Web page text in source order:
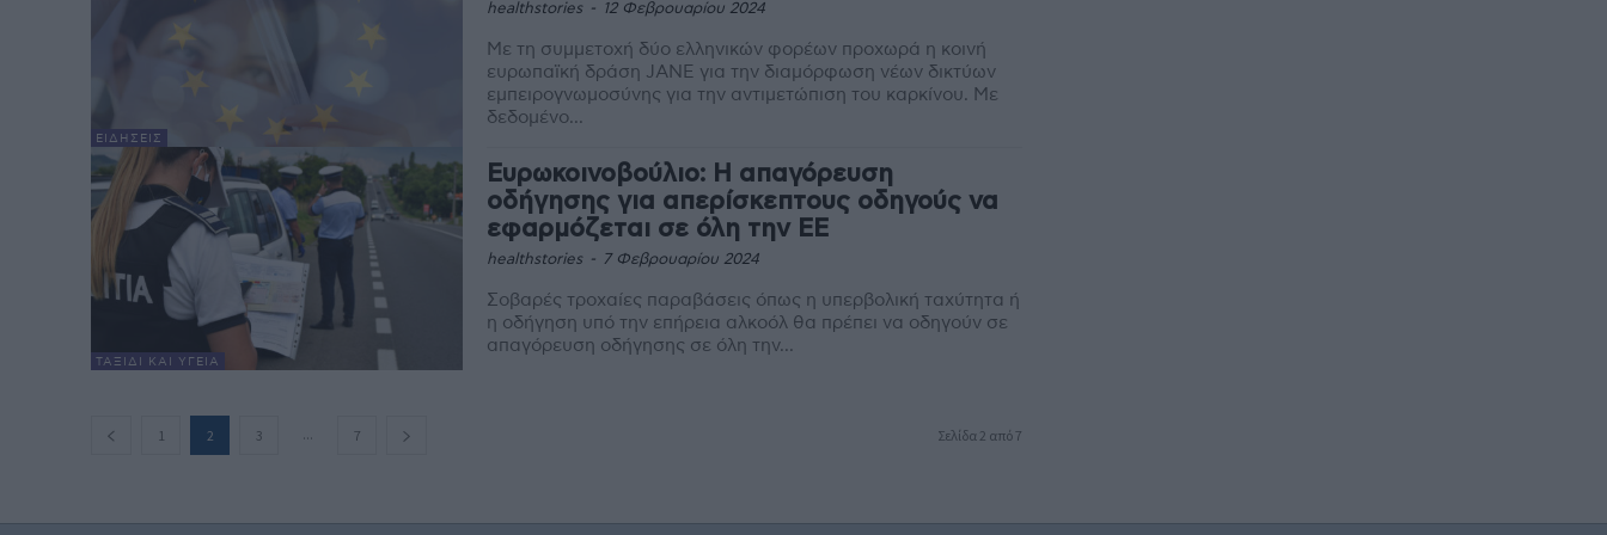
ΕΙΔΉΣΕΙΣ
healthstories - 12 Φεβρουαρίου 2024
Με τη συμμετοχή δύο ελληνικών φορέων προχωρά η κοινή
ευρωπαϊκή δράση JANE για την διαμόρφωση νέων δικτύων
εμπειρογνωμοσύνης για την αντιμετώπιση του καρκίνου. Με
δεδομένο...
ΤΑΞΊΔΙ ΚΑΙ ΥΓΕΊΑ
Ευρωκοινοβούλιο: Η απαγόρευση
οδήγησης για απερίσκεπτους οδηγούς να
εφαρμόζεται σε όλη την ΕΕ
healthstories - 7 Φεβρουαρίου 2024
Σοβαρές τροχαίες παραβάσεις όπως η υπερβολική ταχύτητα ή
η οδήγηση υπό την επήρεια αλκοόλ θα πρέπει να οδηγούν σε
απαγόρευση οδήγησης σε όλη την...
1 2 3 7 Σελίδα 2 από 7